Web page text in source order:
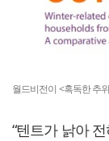
월드비전이 <혹독한 추
“텐트가 낡아